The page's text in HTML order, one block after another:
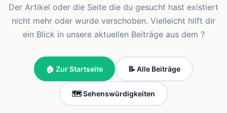
Der Artikel oder die Seite die du gesucht hast existiert
nicht mehr oder wurde verschoben. Vielleicht hilft dir
ein Blick in unsere aktuellen Beiträge aus dem ?
🏠 Zur Startseite 📝 Alle Beiträge
🗺️ Sehenswürdigkeiten